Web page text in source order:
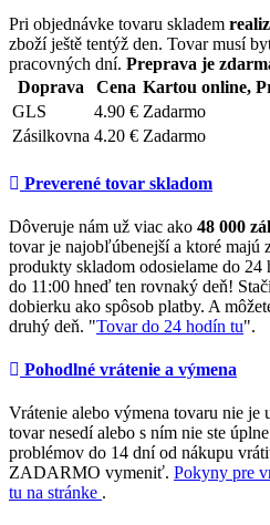
Pri objednávke tovaru skladem
zboží ještě tentýž den. Tovar musí
pracovných dní. Preprava je
Doprava
Cena Kartou online,
GLS
4.90 € Zadarmo
Zásilkovna 4.20 € Zadarmo
Preverené tovar skladom
Dôveruje nám už viac ako 48 000
tovar je najobľúbenejší a ktoré majú
produkty skladom odosielame do
do 11:00 hneď ten rovnaký deň!
dobierku ako spôsob platby. A
druhý deň. "Tovar do 24 hodín tu".
Pohodlné vrátenie a výmena
Vrátenie alebo výmena tovaru nie je
tovar nesedí alebo s ním nie ste
problémov do 14 dní od nákupu
ZADARMO vymeniť. Pokyny pre
tu na stránke .